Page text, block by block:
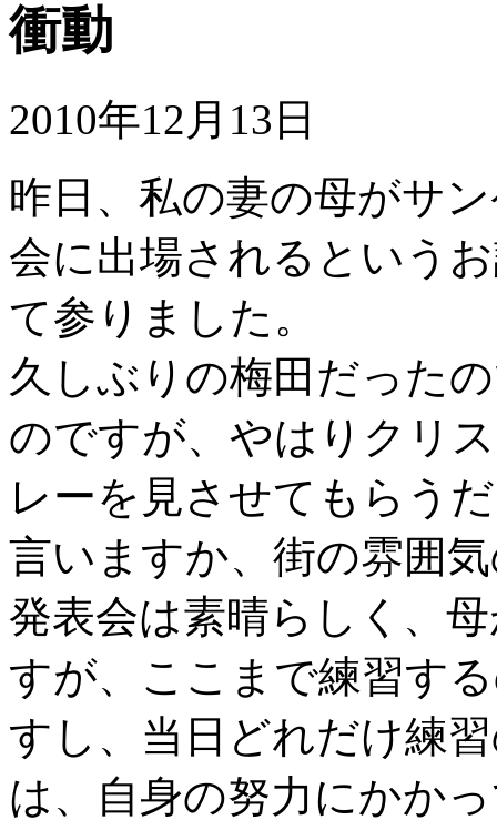
衝動
2010年12月13日
昨日、私の妻の母がサ
会に出場されるという
て参りました。
久しぶりの梅田だった
のですが、やはりクリ
レーを見させてもらう
言いますか、街の雰囲
発表会は素晴らしく、
すが、ここまで練習す
すし、当日どれだけ練
は、自身の努力にかか